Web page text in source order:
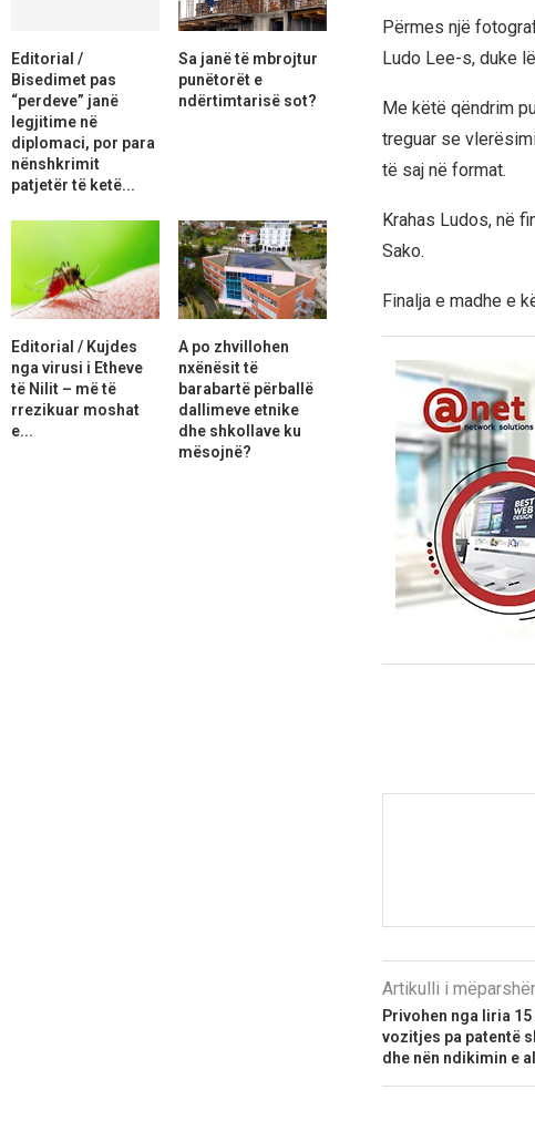
Përmes një
Ludo Lee-s, duke
Me këtë qëndrim
treguar se
të saj në format.
Krahas Ludos, në
Sako.
Finalja e madhe e
Artikulli i
Privohen nga liria
vozitjes pa patentë
dhe nën ndikimin e
Editorial /
Bisedimet pas
“perdeve” janë
legjitime në
diplomaci, por para
nënshkrimit
patjetër të ketë...
Sa janë të mbrojtur
punëtorët e
ndërtimtarisë sot?
Editorial / Kujdes
nga virusi i Etheve
të Nilit – më të
rrezikuar moshat
e...
A po zhvillohen
nxënësit të
barabartë përballë
dallimeve etnike
dhe shkollave ku
mësojnë?